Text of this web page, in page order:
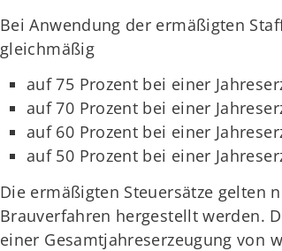
Bei Anwendung der ermäßigten
gleichmäßig
auf 75 Prozent bei einer
auf 70 Prozent bei einer
auf 60 Prozent bei einer
auf 50 Prozent bei einer
Die ermäßigten Steuersätze gelten
Brauverfahren hergestellt werden.
einer Gesamtjahreserzeugung von